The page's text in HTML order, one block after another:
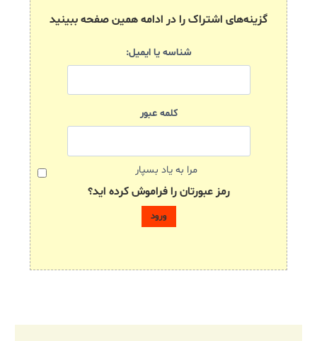
گزینه‌های اشتراک را در ادامه همین صفحه ببینید
شناسه یا ایمیل:
کلمه عبور
مرا به یاد بسپار
رمز عبورتان را فراموش کرده اید؟